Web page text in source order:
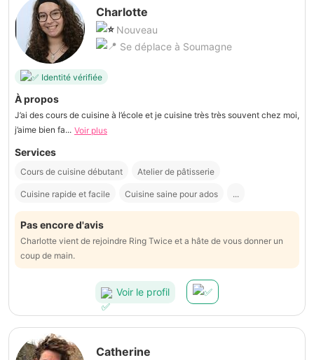
Charlotte
Nouveau
Se déplace à Soumagne
Identité vérifiée
À propos
J’ai des cours de cuisine à l’école et je cuisine très très souvent chez moi,
j’aime bien fa... Voir plus
Services
Cours de cuisine débutant Atelier de pâtisserie
Cuisine rapide et facile Cuisine saine pour ados ...
Pas encore d'avis
Charlotte vient de rejoindre Ring Twice et a hâte de vous donner un
coup de main.
Voir le profil
Catherine